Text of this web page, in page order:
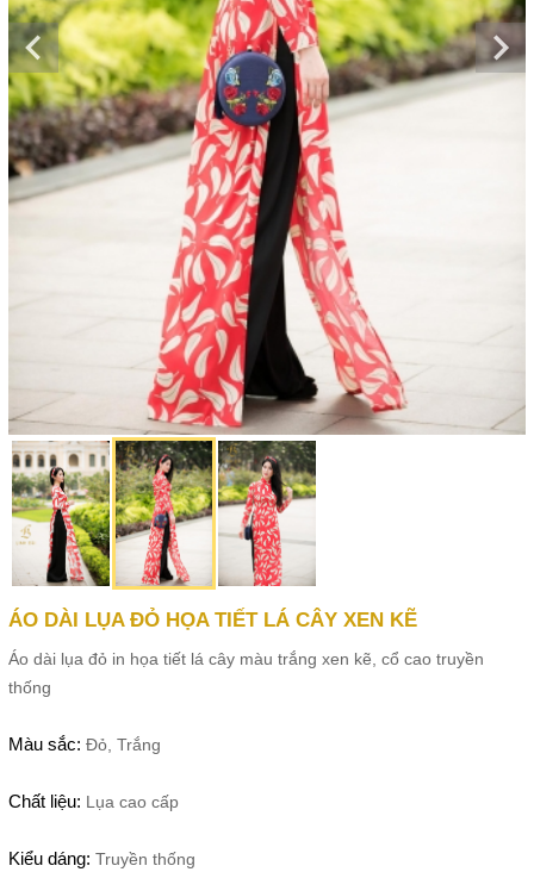
ÁO DÀI LỤA ĐỎ HỌA TIẾT LÁ CÂY XEN KẼ
Áo dài lụa đỏ in họa tiết lá cây màu trắng xen kẽ, cổ cao truyền
thống
Màu sắc: Đỏ, Trắng
Chất liệu: Lụa cao cấp
Kiểu dáng: Truyền thống